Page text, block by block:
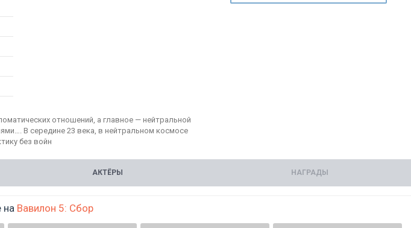
отношений, а главное — нейтральной
В середине 23 века, в нейтральном космосе
без войн
АКТЁРЫ НАГРАДЫ
на Вавилон 5: Сбор